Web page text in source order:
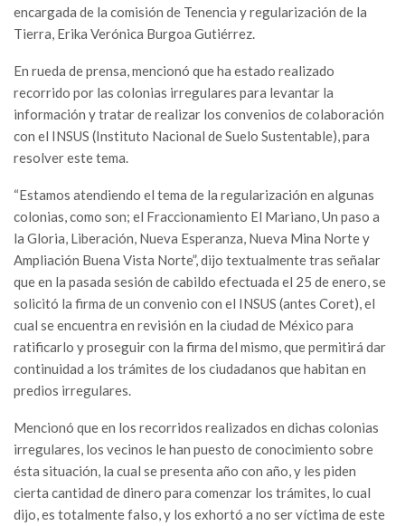
encargada de la comisión de Tenencia y regularización de la
Tierra, Erika Verónica Burgoa Gutiérrez.
En rueda de prensa, mencionó que ha estado realizado
recorrido por las colonias irregulares para levantar la
información y tratar de realizar los convenios de colaboración
con el INSUS (Instituto Nacional de Suelo Sustentable), para
resolver este tema.
“Estamos atendiendo el tema de la regularización en algunas
colonias, como son; el Fraccionamiento El Mariano, Un paso a
la Gloria, Liberación, Nueva Esperanza, Nueva Mina Norte y
Ampliación Buena Vista Norte”, dijo textualmente tras señalar
que en la pasada sesión de cabildo efectuada el 25 de enero, se
solicitó la firma de un convenio con el INSUS (antes Coret), el
cual se encuentra en revisión en la ciudad de México para
ratificarlo y proseguir con la firma del mismo, que permitirá dar
continuidad a los trámites de los ciudadanos que habitan en
predios irregulares.
Mencionó que en los recorridos realizados en dichas colonias
irregulares, los vecinos le han puesto de conocimiento sobre
ésta situación, la cual se presenta año con año, y les piden
cierta cantidad de dinero para comenzar los trámites, lo cual
dijo, es totalmente falso, y los exhortó a no ser víctima de este